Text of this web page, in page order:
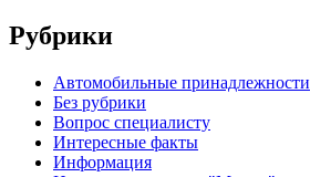
Рубрики
Автомобильные принадлежности
Без рубрики
Вопрос специалисту
Интересные факты
Информация